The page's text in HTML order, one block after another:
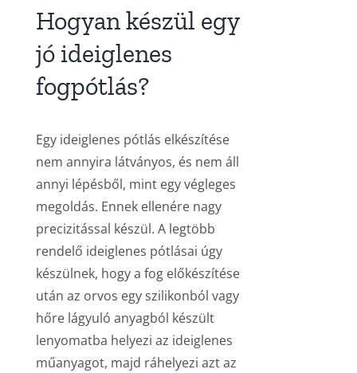
Hogyan készül egy
jó ideiglenes
fogpótlás?
Egy ideiglenes pótlás elkészítése
nem annyira látványos, és nem áll
annyi lépésből, mint egy végleges
megoldás. Ennek ellenére nagy
precizitással készül. A legtöbb
rendelő ideiglenes pótlásai úgy
készülnek, hogy a fog előkészítése
után az orvos egy szilikonból vagy
hőre lágyuló anyagból készült
lenyomatba helyezi az ideiglenes
műanyagot, majd ráhelyezi azt az